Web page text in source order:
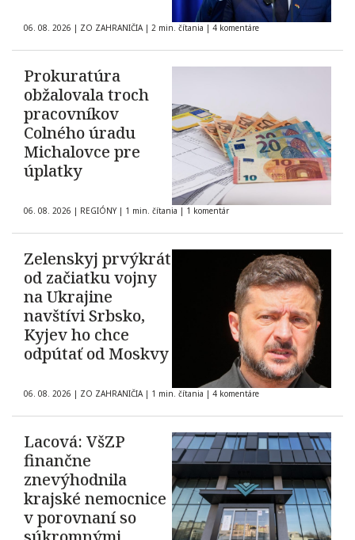
06. 08. 2026 | ZO ZAHRANIČIA | 2 min. čítania | 4 komentáre
Prokuratúra
obžalovala troch
pracovníkov
Colného úradu
Michalovce pre
úplatky
06. 08. 2026 | REGIÓNY | 1 min. čítania | 1 komentár
Zelenskyj prvýkrát
od začiatku vojny
na Ukrajine
navštívi Srbsko,
Kyjev ho chce
odpútať od Moskvy
06. 08. 2026 | ZO ZAHRANIČIA | 1 min. čítania | 4 komentáre
Lacová: VšZP
finančne
znevýhodnila
krajské nemocnice
v porovnaní so